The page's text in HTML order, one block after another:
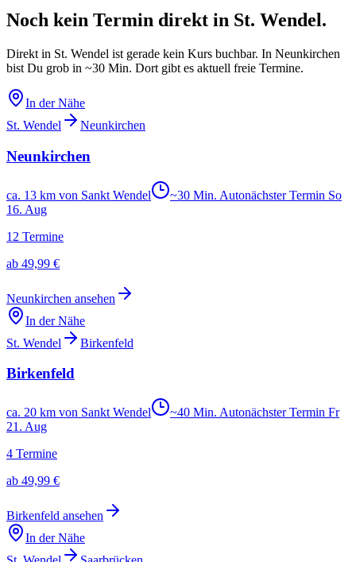
Noch kein Termin direkt in St. Wendel.
Direkt in St. Wendel ist gerade kein Kurs buchbar. In Neunkirchen
bist Du grob in ~30 Min. Dort gibt es aktuell freie Termine.
In der Nähe
St. Wendel
Neunkirchen
Neunkirchen
ca. 13 km von Sankt Wendel ~30 Min. Autonächster Termin So
16. Aug
12 Termine
ab 49,99 €
Neunkirchen ansehen
In der Nähe
St. Wendel
Birkenfeld
Birkenfeld
ca. 20 km von Sankt Wendel ~40 Min. Autonächster Termin Fr
21 . Aug
4 Termine
ab 49,99 €
Birkenfeld ansehen
In der Nähe